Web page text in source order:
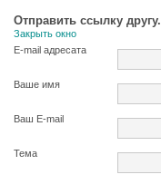
Отправить ссылку другу.
Закрыть окно
E-mail адресата
Ваше имя
Ваш E-mail
Тема